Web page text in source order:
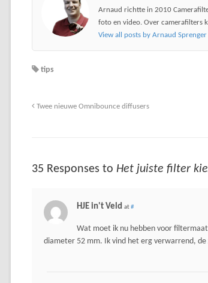
Arnaud richtte in 2010
foto en video. Over camerafilters
View all posts by Arnaud Sprenger
tips
Twee nieuwe Omnibounce diffusers
35 Responses to Het juiste filter
HJE in't Veld at#
Wat moet ik nu hebben voor
diameter 52 mm. Ik vind het erg verwarrend,